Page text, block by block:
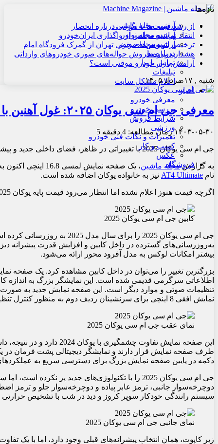
آرشیو مجله ماشین
آرشیو مجله نوآور
آرشیو مجله موتور
درباره ما
تماس با ما
تبلیغات
اعلام مشکل سایت
اخبار
معرفی خودرو
بررسی خودرو
شرایط فروش
ورزشی
تعمیرات و نکات فنی خودرو
کسب و کار
عکس
فروشگاه
تازه‌ها
از رشد قیمت‌ها تا نگرانی درباره انحصار
انتقاد نماینده مجلس از واگذاری ایران‌خودرو
ترخیص اتوبوس‌های چینی تهران از گمرک فرودگاه امام
هشدار درباره فروش حواله‌های صوری خودروهای وارداتی
آرامش بازار خودرو موقتی است؟
شنبه , ۱۷ مرداد ۱۴۰۵
معرفی جی ام سی یوکان ۲۰۲۵: غول آهنین با قلبی جدید
۱۴۰۳-۰۵-۳۰زمان مطالعه: 4 دقیقه
جی ام سی یوکان 2025 با تغییراتی در ظاهر، فضای داخلی جدید و پیشرانه دیزلی قدرتمندتر، برای سال 2025 به روزرسانی شده است.
به گزارشمجله ماشین
، یک صفحه نمایش
نام AT4 Ultimate نیز به خانواده یوکان اضافه شده است.
اگرچه قیمت هنوز اعلام نشده اما انتظار می‌رود قیمت پایه یوکان 2025 از حدود 60 هزار دلار آغاز شود.
کابین جی ام سی یوکان 2025
جی ام سی یوکان 2025 را برای
بیشتر امکانات لوکس به مدل آفرود محور ارائه می‌شود.
اطلاعاتی سرگرمی قدیمی شده است. این نمایشگر بزرگ به اندازه
تنظیمات صوتی و موارد دیگر است. این صفحه نمایش جدید به
نمایش افقی 8 اینچی برای سرنشینان ردیف دوم به منظور کنترل تنظیمات آب و هوا قابل سفارش است.
نمای عقب جی ام سی یوکان 2025
این صفحه نمایش تفاوت
دکمه در پایین صفحه نمایش بزرگ برای دسترسی سریع به عملکردهای
جی ام سی یوکان 2025 را با تکنولوژی‌های جدید پر
دوچرخه‌سوار جانبی، ترمز عابر پیاده و دوچرخه‌سوار جلو و ترمز
سیستم رانندگی خودکار سوپر کروز و دید در شب با تشخیص
نمای جانبی جی ام سی یوکان 2025